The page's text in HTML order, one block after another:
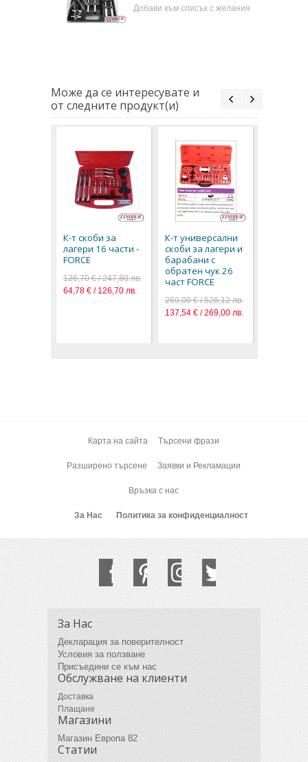
Добави към списък с желания
Може да се интересувате и
от следните продукт(и)
К-т скоби за
лагери 16 части -
FORCE
126,70 € / 247,80 лв.
64,78 € / 126,70 лв.
К-т универсални
скоби за лагери и
барабани с
обратен чук 26
част FORCE
269,00 € / 526,12 лв.
137,54 € / 269,00 лв.
Карта на сайта Търсени фрази
Разширено търсене Заявки и Рекламации
Връзка с нас
За Нас Политика за конфиденциалност
За Нас
Декларация за поверителност
Условия за ползване
Присъедини се към нас
Обслужване на клиенти
Доставка
Плащане
Магазини
Магазин Европа 82
Статии